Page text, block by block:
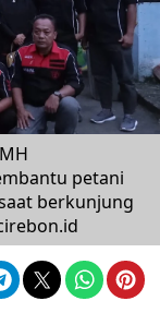
petani
berkunjung